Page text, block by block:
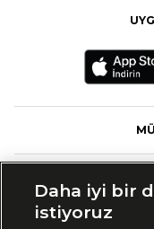
Daha iyi bir
istiyoruz